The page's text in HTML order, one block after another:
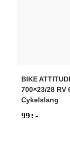
BIKE
700×23/28 RV
Cykelslang
99 :-